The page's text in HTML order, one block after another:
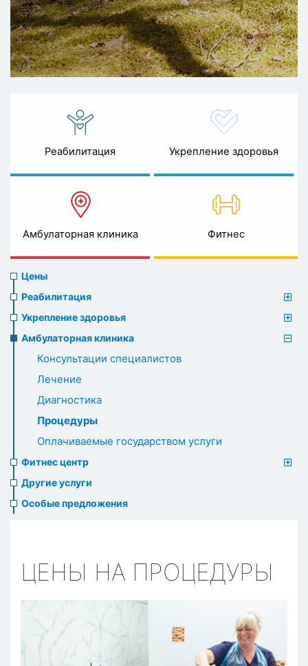
Реабилитация Укрепление здоровья
Амбулаторная клиника Фитнес
Prices
menu
Цены
Реабилитация
Укрепление здоровья
Амбулаторная клиника
Консультации специалистов
Лечение
Диагностика
Процедуры
Оплачиваемые государством услуги
Фитнес центр
Другие услуги
Особые предложения
ЦЕНЫ НА ПРОЦЕДУРЫ